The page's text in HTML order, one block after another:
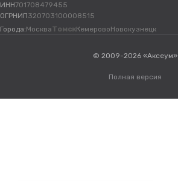
ИНН701708479455
ОГРНИП320703100008515
Города:МоскваТомскКемеровоНовокузнецк
© 2009-2026 «Аксеум»
Полная версия